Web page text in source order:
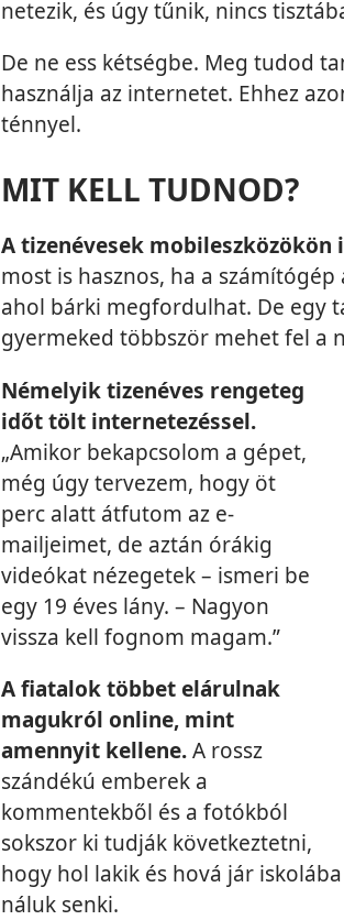
netezik, és úgy tűnik, nincs
De ne ess kétségbe. Meg tudod
használja az internetet. Ehhez
ténnyel.
MIT KELL TUDNOD?
A tizenévesek
most is hasznos, ha a
ahol bárki megfordulhat. De egy
gyermeked többször mehet fel a
Némelyik tizenéves rengeteg
időt tölt internetezéssel.
„Amikor bekapcsolom a gépet,
még úgy tervezem, hogy öt
perc alatt átfutom az e-
mailjeimet, de aztán órákig
videókat nézegetek – ismeri be
egy 19 éves lány. – Nagyon
vissza kell fognom magam.”
A fiatalok többet elárulnak
magukról online, mint
amennyit kellene.A rossz
szándékú emberek a
kommentekből és a fotókból
sokszor ki tudják következtetni,
hogy hol lakik és hová jár
náluk senki.